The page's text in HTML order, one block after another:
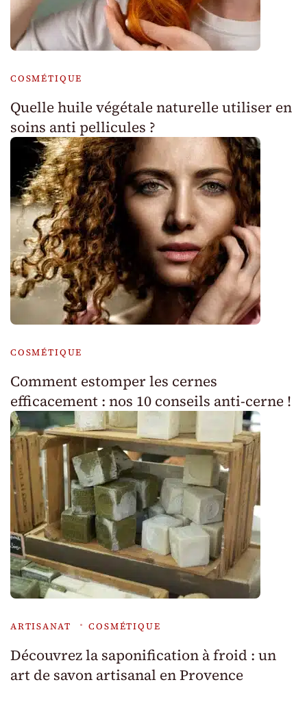
COSMÉTIQUE
Quelle huile végétale naturelle utiliser en
soins anti pellicules ?
COSMÉTIQUE
Comment estomper les cernes
efficacement : nos 10 conseils anti-cerne !
ARTISANAT COSMÉTIQUE
Découvrez la saponification à froid : un
art de savon artisanal en Provence